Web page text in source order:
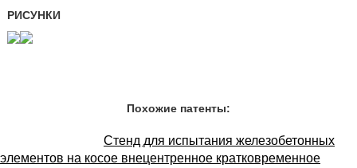
РИСУНКИ
Похожие патенты:
Стенд для испытания железобетонных
элементов на косое внецентренное кратковременное